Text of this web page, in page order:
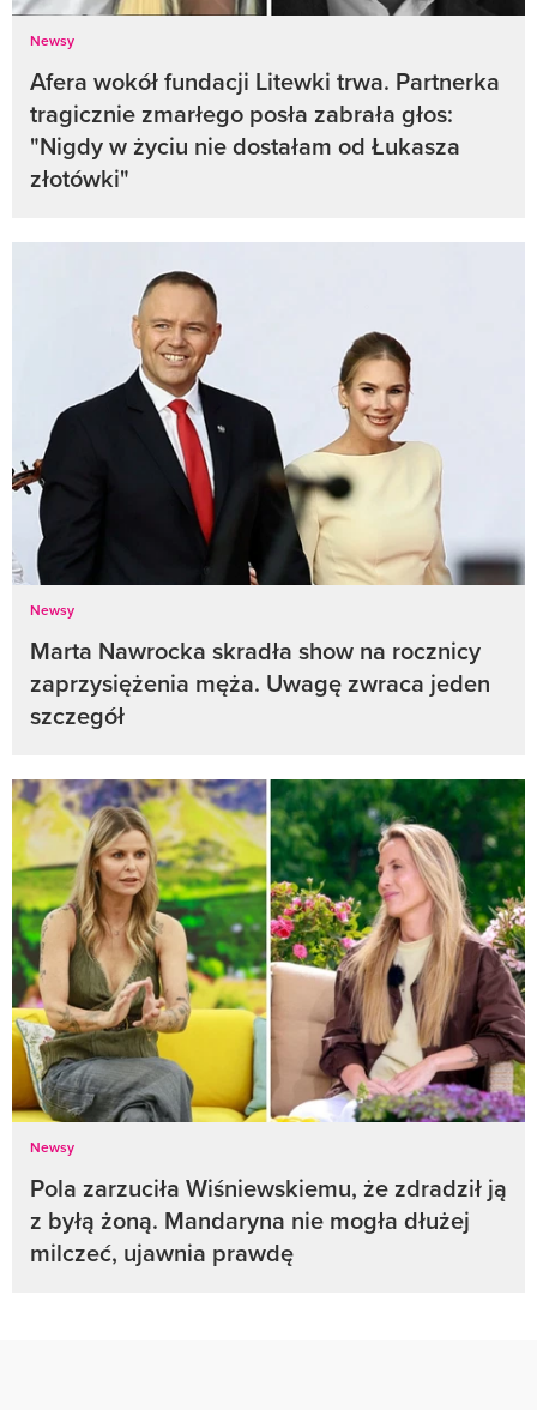
Newsy
Afera wokół fundacji Litewki trwa. Partnerka
tragicznie zmarłego posła zabrała głos:
"Nigdy w życiu nie dostałam od Łukasza
złotówki"
Newsy
Marta Nawrocka skradła show na rocznicy
zaprzysiężenia męża. Uwagę zwraca jeden
szczegół
Newsy
Pola zarzuciła Wiśniewskiemu, że zdradził ją
z byłą żoną. Mandaryna nie mogła dłużej
milczeć, ujawnia prawdę